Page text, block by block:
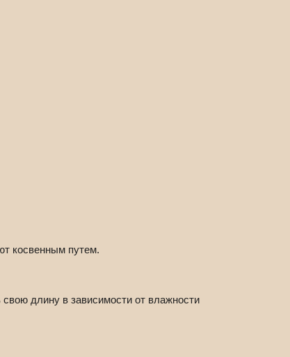
косвенным путем.
длину в зависимости от влажности